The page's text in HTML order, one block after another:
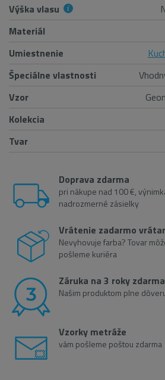
Výška vlasu
Materiál
Umiestnenie
Špeciálne vlastnosti
Vzor
Kolekcia
Tvar
Doprava zdarma
pri nákupe nad 100 €,
nadrozmerné zásielky
Vrátenie zadarmo
Nevyhovuje farba? Tovar
pošleme kuriéra
Záruka na 3 roky zdarma
Našim produktom plne
Vzorky metráže
vám pošleme poštou zdarma